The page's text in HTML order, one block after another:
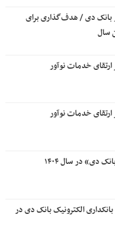
بانک دی / هدف‌گذاری برای
سال
ارتقای خدمات نوآور
ارتقای خدمات نوآور
الکترونیک بانک دی در